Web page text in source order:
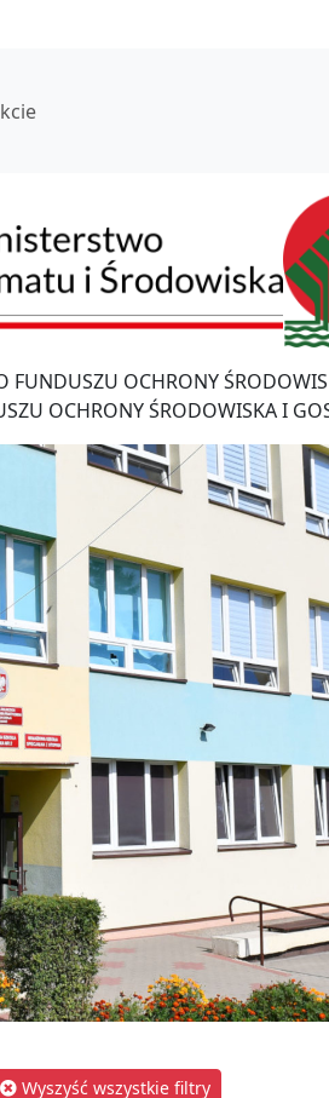
FUNDUSZU OCHRONY
OCHRONY ŚRODOWISKA I
Wyszyść wszystkie filtry